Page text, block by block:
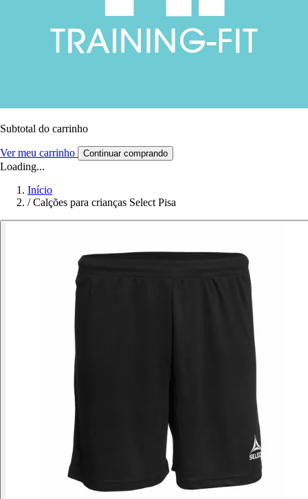
Subtotal do carrinho
Ver meu carrinho Continuar comprando
Loading...
Início
/ Calções para crianças Select Pisa